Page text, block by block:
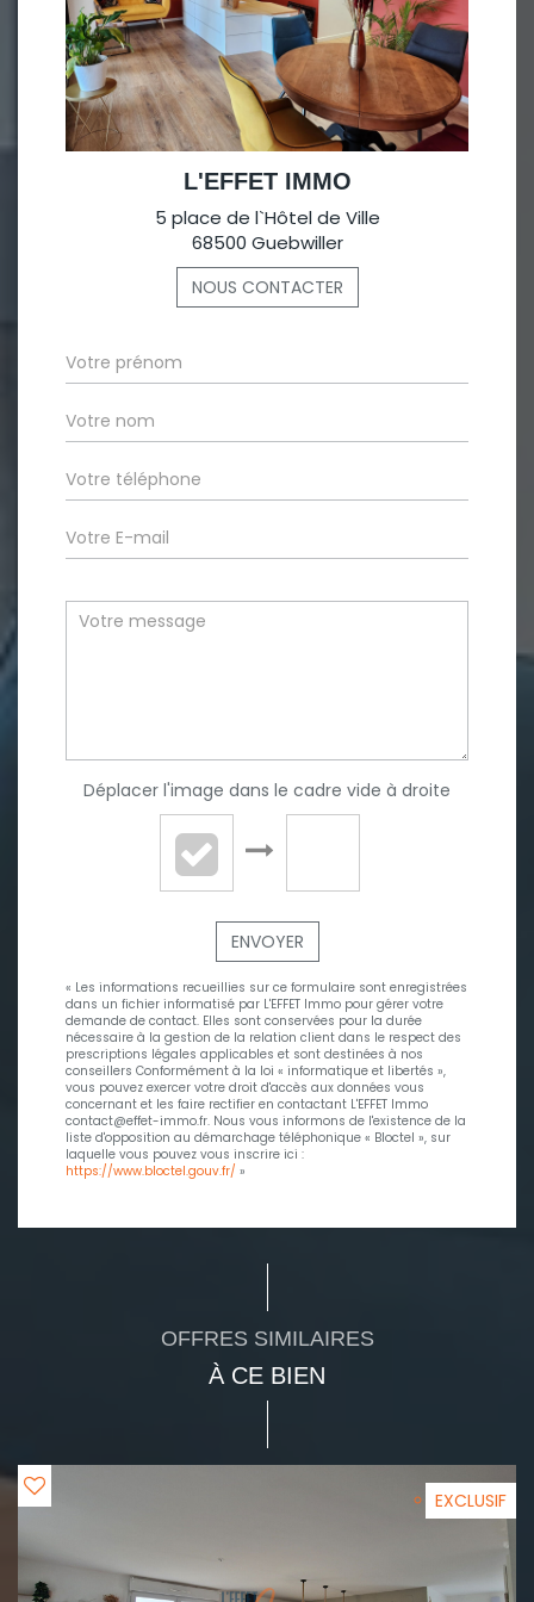
L'EFFET IMMO
5 place de l`Hôtel de Ville
68500 Guebwiller
NOUS CONTACTER
Déplacer l'image dans le cadre vide à droite
ENVOYER
« Les informations recueillies sur ce formulaire sont enregistrées
dans un fichier informatisé par L'EFFET Immo pour gérer votre
demande de contact. Elles sont conservées pour la durée
nécessaire à la gestion de la relation client dans le respect des
prescriptions légales applicables et sont destinées à nos
conseillers Conformément à la loi « informatique et libertés »,
vous pouvez exercer votre droit d'accès aux données vous
concernant et les faire rectifier en contactant L'EFFET Immo
contact@effet-immo.fr. Nous vous informons de l'existence de la
liste d'opposition au démarchage téléphonique « Bloctel », sur
laquelle vous pouvez vous inscrire ici :
https://www.bloctel.gouv.fr/ »
OFFRES SIMILAIRES
À CE BIEN
EXCLUSIF